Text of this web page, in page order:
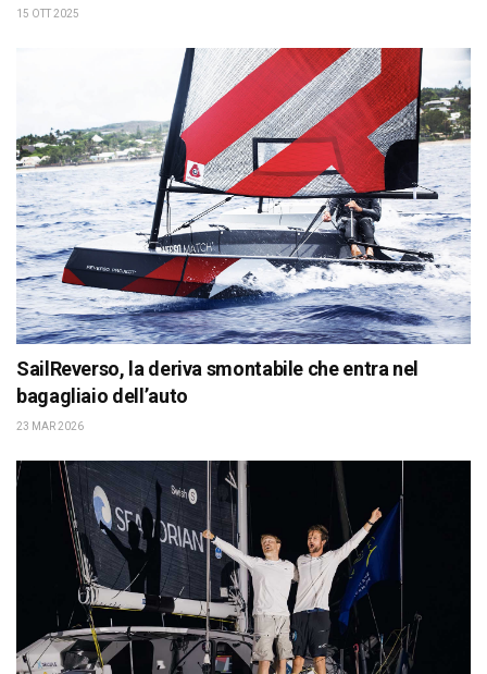
15 OTT 2025
SailReverso, la deriva smontabile che entra nel
bagagliaio dell’auto
23 MAR 2026